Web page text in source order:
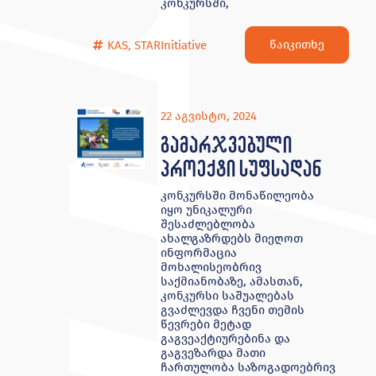
კონკურსში,
KAS,STARInitiative წაიკითხე
22 აგვისტო, 2024
გამარჯვებული
პროექტი სუფსადან
კონკურსში მონაწილეობა
იყო უნიკალური
შესაძლებლობა
ახალგაზრდებს მიეღოთ
ინფორმაცია
მოხალისეობრივ
საქმიანობაზე, ამასთან,
კონკურსი საშუალებას
გვაძლევდა ჩვენი თემის
წევრები მეტად
გაგვეაქტიურებინა და
გაგვეზარდა მათი
ჩართულობა საზოგადოებრივ